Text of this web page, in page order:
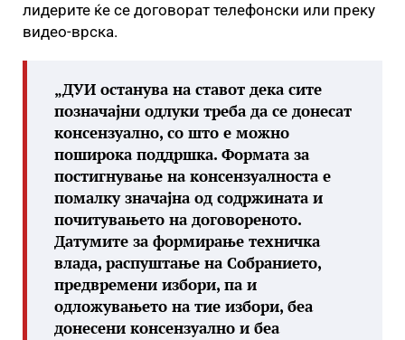
лидерите ќе се договорат телефонски или преку
видео-врска.
„ДУИ останува на ставот дека сите
позначајни одлуки треба да се донесат
консензуално, со што е можно
поширока поддршка. Формата за
постигнување на консензуалноста е
помалку значајна од содржината и
почитувањето на договореното.
Датумите за формирање техничка
влада, распуштање на Собранието,
предвремени избори, па и
одложувањето на тие избори, беа
донесени консензуално и беа